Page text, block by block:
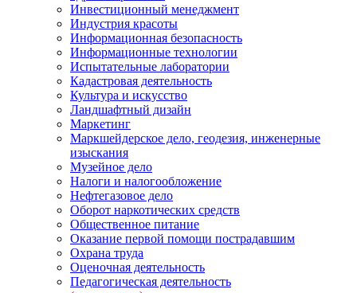
Инвестиционный менеджмент
Индустрия красоты
Информационная безопасность
Информационные технологии
Испытательные лаборатории
Кадастровая деятельность
Культура и искусство
Ландшафтный дизайн
Маркетинг
Маркшейдерское дело, геодезия, инженерные
изыскания
Музейное дело
Налоги и налогообложение
Нефтегазовое дело
Оборот наркотических средств
Общественное питание
Оказание первой помощи пострадавшим
Охрана труда
Оценочная деятельность
Педагогическая деятельность